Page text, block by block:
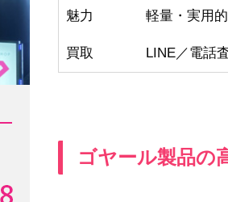
魅力 軽量・実用
買取 LINE／電話
ゴヤール製品の